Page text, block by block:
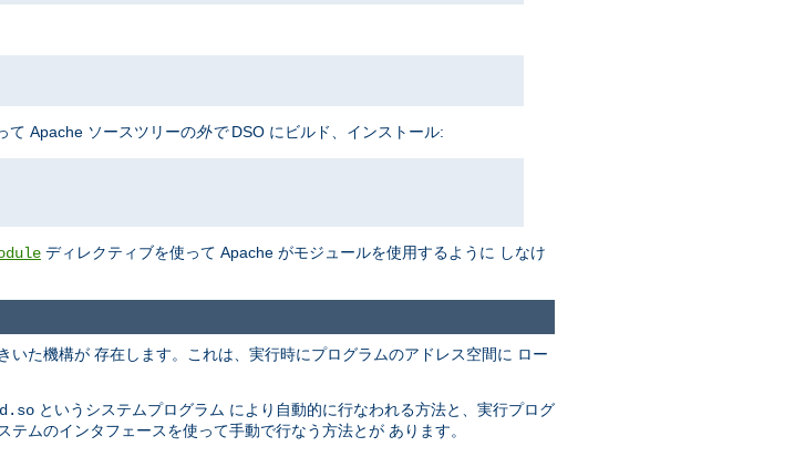
て Apache ソースツリーの外でDSO にビルド、インストール:
ディレクティブを使って Apache がモジュールを使用するように しなけ
いた機構が 存在します。これは、実行時にプログラムのアドレス空間に ロー
というシステムプログラム により自動的に行なわれる方法と、実行プログ
テムのインタフェースを使って手動で行なう方法とが あります。